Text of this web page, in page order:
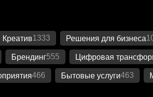
Креатив1333 Решения для бизнеса
Брендинг555 Цифровая
466 Бытовые услуги463